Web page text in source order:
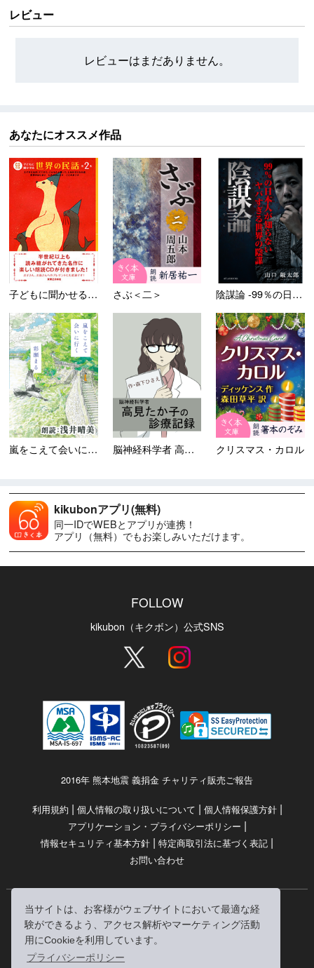
当サイトは、お客様がウェブサイトにおいて最適な経
験ができるよう、アクセス解析やマーケティング活動
用にCookieを利用しています。
プライバシーポリシー
レビュー
レビューはまだありません。
あなたにオススメ作品
子どもに聞かせる世界の民話 ... さぶ＜二＞ 陰謀論 -99％の日本人が知...
嵐をこえて会いに行く 脳神経科学者 高見たか子の診... クリスマス・カロル
kikubonアプリ(無料)
同一IDでWEBとアプリが連携！
アプリ（無料）でもお楽しみいただけます。
FOLLOW
kikubon（キクボン）公式SNS
2016年 熊本地震 義捐金 チャリティ販売ご報告
利用規約 | 個人情報の取り扱いについて | 個人情報保護方針|
アプリケーション・プライバシーポリシー |
情報セキュリティ基本方針 | 特定商取引法に基づく表記 |
お問い合わせ
© RRJ Inc.
（kikubon/キクボン/きく本/きくほん/キクホン）は
株式会社RRJの登録商標です。